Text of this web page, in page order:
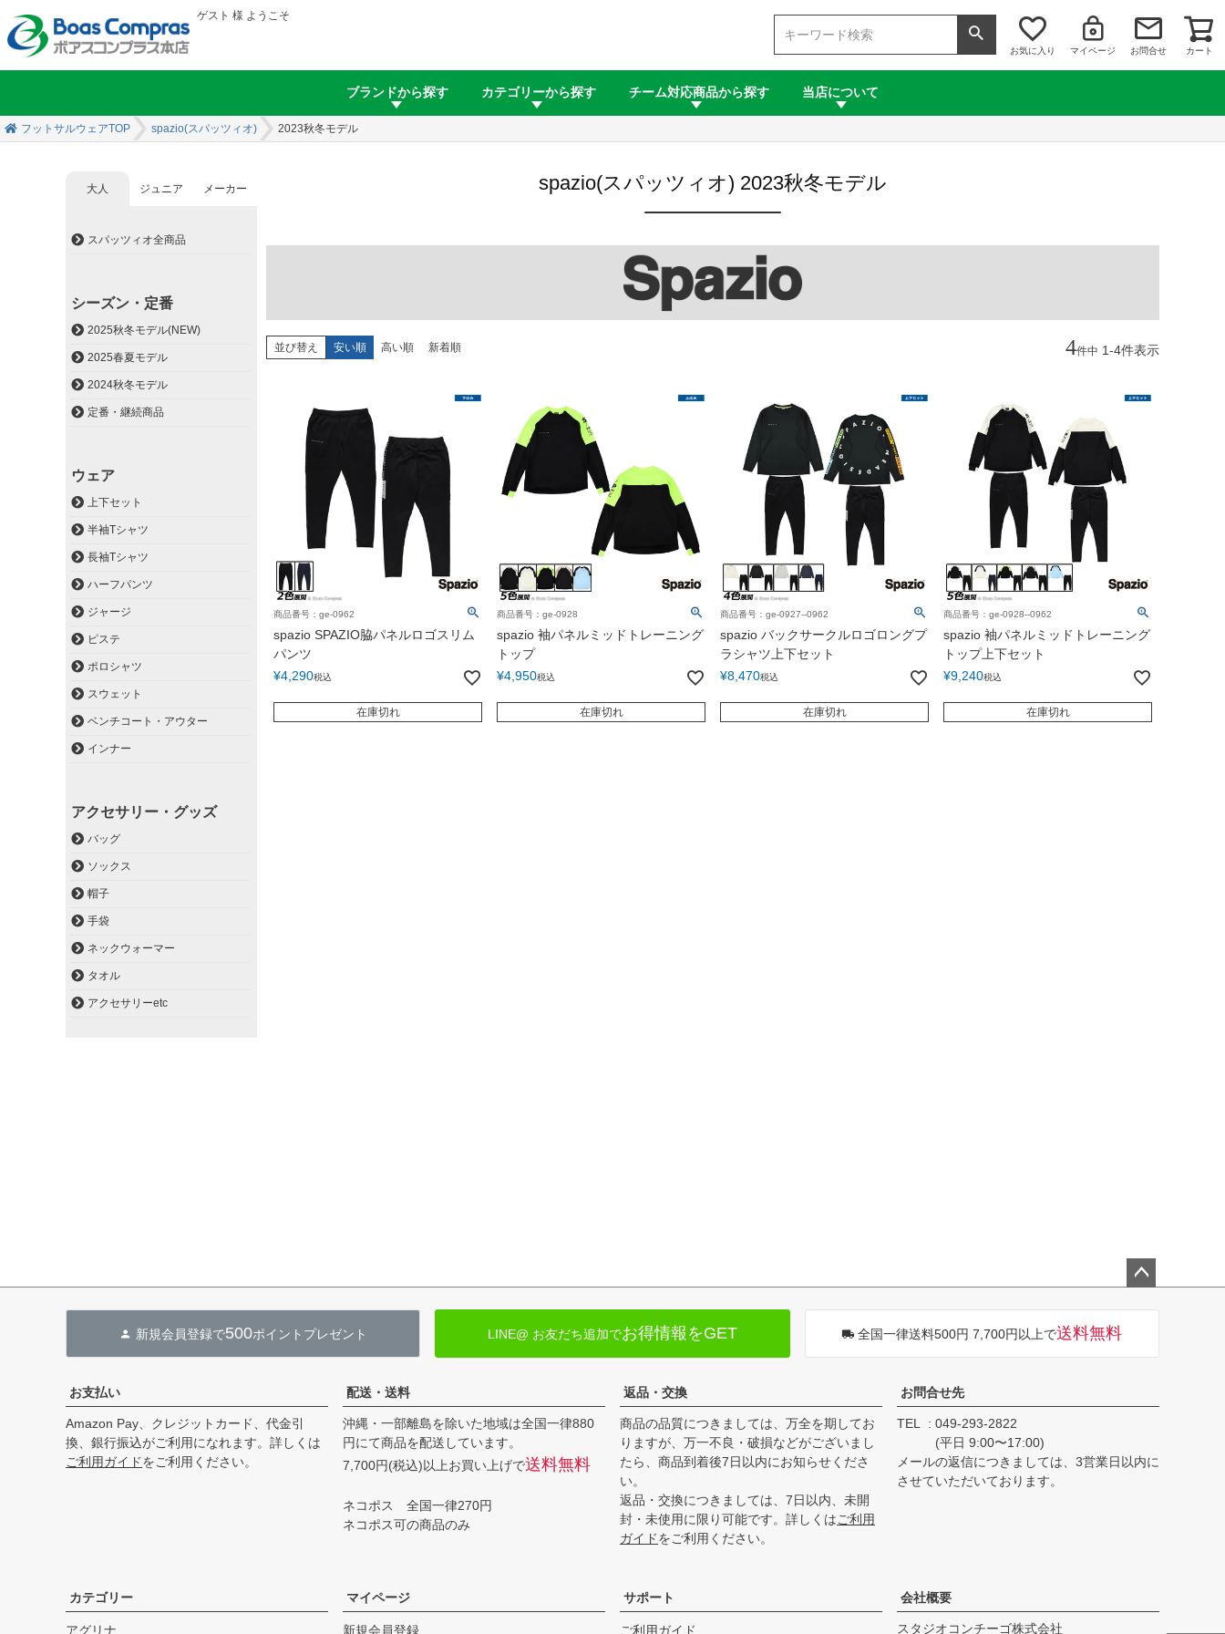
ゲスト 様 ようこそ
お気に入り マイページ お問合せ カート
ブランドから探す カテゴリーから探す チーム対応商品から探す 当店について
フットサルウェアTOP spazio(スパッツィオ) 2023秋冬モデル
大人 ジュニア メーカー
スパッツィオ全商品
シーズン・定番
2025秋冬モデル(NEW)
2025春夏モデル
2024秋冬モデル
定番・継続商品
ウェア
上下セット
半袖Tシャツ
長袖Tシャツ
ハーフパンツ
ジャージ
ピステ
ポロシャツ
スウェット
ベンチコート・アウター
インナー
アクセサリー・グッズ
バッグ
ソックス
帽子
手袋
ネックウォーマー
タオル
アクセサリーetc
spazio(スパッツィオ) 2023秋冬モデル
並び替え 安い順 高い順 新着順 4件中 1-4件表示
商品番号：ge-0962
spazio SPAZIO脇パネルロゴスリム
パンツ
¥4,290税込
在庫切れ
商品番号：ge-0928
spazio 袖パネルミッドトレーニング
トップ
¥4,950税込
在庫切れ
商品番号：ge-0927--0962
spazio バックサークルロゴロングプ
ラシャツ上下セット
¥8,470税込
在庫切れ
商品番号：ge-0928--0962
spazio 袖パネルミッドトレーニング
トップ上下セット
¥9,240税込
在庫切れ
へ
新規会員登録で500ポイントプレゼント LINE@ お友だち追加でお得情報をGET 全国一律送料500円 7,700円以上で送料無料
お支払い
Amazon Pay、クレジットカード、代金引
換、銀行振込がご利用になれます。詳しくは
ご利用ガイドをご利用ください。
配送・送料
沖縄・一部離島を除いた地域は全国一律880
円にて商品を配送しています。
7,700円(税込)以上お買い上げで送料無料
ネコポス 全国一律270円
ネコポス可の商品のみ
返品・交換
商品の品質につきましては、万全を期してお
りますが、万一不良・破損などがございまし
たら、商品到着後7日以内にお知らせくださ
い。
返品・交換につきましては、7日以内、未開
封・未使用に限り可能です。詳しくはご利用
ガイドをご利用ください。
お問合せ先
TEL
049-293-2822
(平日 9:00〜17:00)
メールの返信につきましては、3営業日以内に
させていただいております。
カテゴリー
アグリナ
マイページ
新規会員登録
サポート
ご利用ガイド
会社概要
スタジオコンチーゴ株式会社